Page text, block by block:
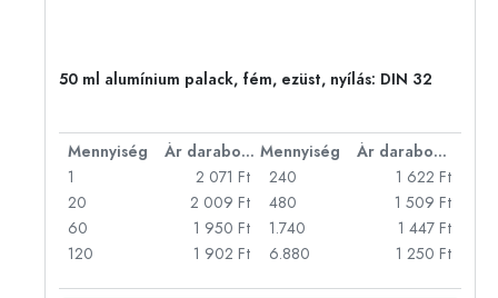
50 ml alumínium palack, fém, ezüst, nyílás: DIN 32
Mennyiség Ár darabonként Mennyiség
Ár darabonként
1
2 071 Ft
20
2 009 Ft
60
1 950 Ft
120
1 902 Ft
240
1 622 Ft
480
1 509 Ft
1.740
1 447 Ft
6.880
1 250 Ft